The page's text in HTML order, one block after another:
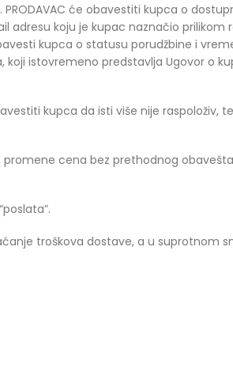
će obavestiti kupca o
koju je kupac naznačio prilikom
kupca o statusu porudžbine i
istovremeno predstavlja Ugovor o
kupca da isti više nije raspoloživ,
promene cena bez prethodnog
troškova dostave, a u suprotnom